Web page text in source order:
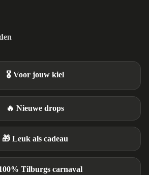
🎖️ Voor jouw kiel
🔥 Nieuwe drops
🎁 Leuk als cadeau
Tilburgs carnaval